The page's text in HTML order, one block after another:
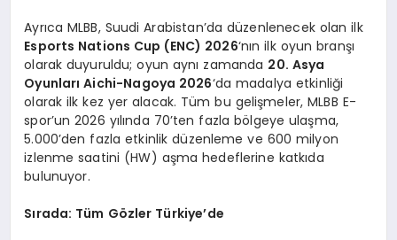
Ayrıca MLBB, Suudi Arabistan’da düzenlenecek olan ilk
Esports Nations Cup (ENC) 2026‘nın ilk oyun branşı
olarak duyuruldu; oyun aynı zamanda 20. Asya
Oyunları Aichi-Nagoya 2026‘da madalya etkinliği
olarak ilk kez yer alacak. Tüm bu gelişmeler, MLBB E-
spor’un 2026 yılında 70’ten fazla bölgeye ulaşma,
5.000’den fazla etkinlik düzenleme ve 600 milyon
izlenme saatini (HW) aşma hedeflerine katkıda
bulunuyor.
Sırada: Tüm Gözler Türkiye’de